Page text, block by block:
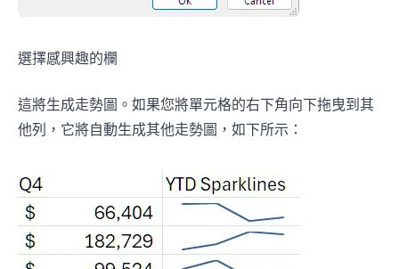
選擇感興趣的欄
這將生成走勢圖。如果您將單元格的右下角向下拖曳到其
他列，它將自動生成其他走勢圖，如下所示：